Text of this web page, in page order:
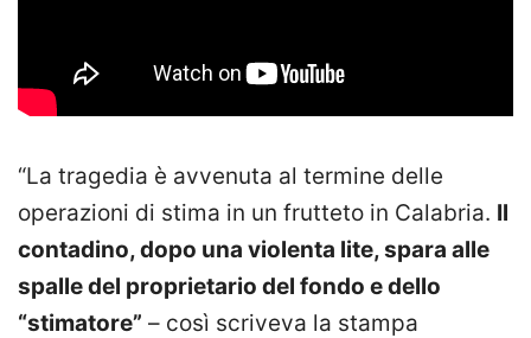
“La tragedia è avvenuta al termine delle
operazioni di stima in un frutteto in Calabria. Il
contadino, dopo una violenta lite, spara alle
spalle del proprietario del fondo e dello
“stimatore” – così scriveva la stampa